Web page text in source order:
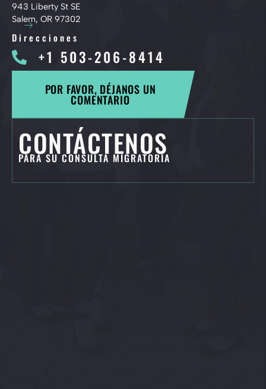
943 Liberty St SE
Salem, OR 97302
Direcciones
+1 503-206-8414
POR FAVOR, DÉJANOS UN
COMENTARIO
CONTÁCTENOS
PARA SU CONSULTA MIGRATORIA